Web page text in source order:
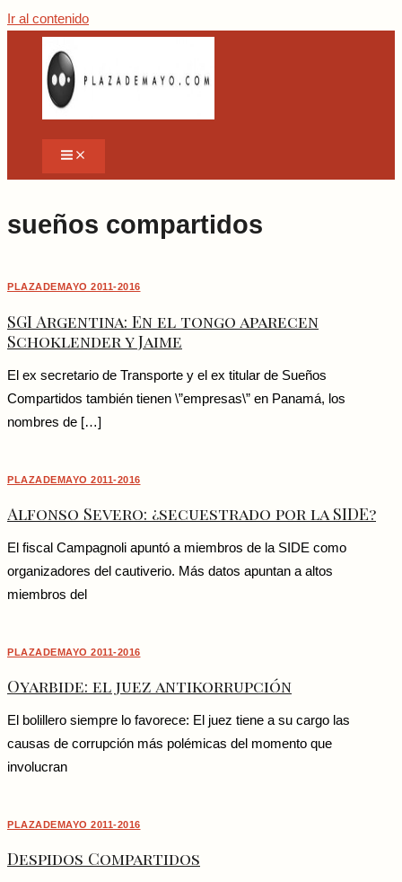
Ir al contenido
sueños compartidos
PLAZADEMAYO 2011-2016
SGI Argentina: En el tongo aparecen
Schoklender y Jaime
El ex secretario de Transporte y el ex titular de Sueños
Compartidos también tienen \”empresas\” en Panamá, los
nombres de […]
PLAZADEMAYO 2011-2016
Alfonso Severo: ¿secuestrado por la SIDE?
El fiscal Campagnoli apuntó a miembros de la SIDE como
organizadores del cautiverio. Más datos apuntan a altos
miembros del
PLAZADEMAYO 2011-2016
Oyarbide: el juez antikorrupción
El bolillero siempre lo favorece: El juez tiene a su cargo las
causas de corrupción más polémicas del momento que
involucran
PLAZADEMAYO 2011-2016
Despidos Compartidos